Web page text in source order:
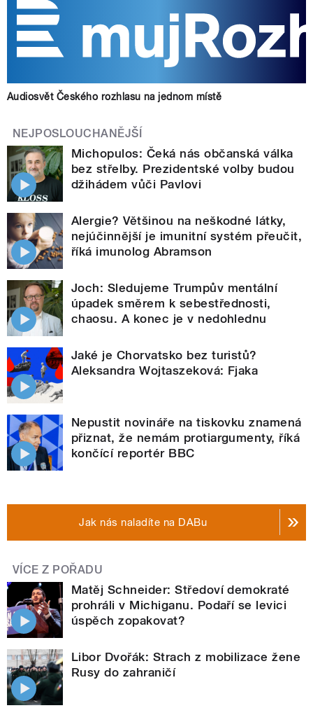
Audiosvět Českého rozhlasu na jednom místě
NEJPOSLOUCHANĚJŠÍ
Michopulos: Čeká nás občanská válka
bez střelby. Prezidentské volby budou
džihádem vůči Pavlovi
Alergie? Většinou na neškodné látky,
nejúčinnější je imunitní systém přeučit,
říká imunolog Abramson
Joch: Sledujeme Trumpův mentální
úpadek směrem k sebestřednosti,
chaosu. A konec je v nedohlednu
Jaké je Chorvatsko bez turistů?
Aleksandra Wojtaszeková: Fjaka
Nepustit novináře na tiskovku znamená
přiznat, že nemám protiargumenty, říká
končící reportér BBC
Jak nás naladíte na DABu
VÍCE Z POŘADU
Matěj Schneider: Středoví demokraté
prohráli v Michiganu. Podaří se levici
úspěch zopakovat?
Libor Dvořák: Strach z mobilizace žene
Rusy do zahraničí